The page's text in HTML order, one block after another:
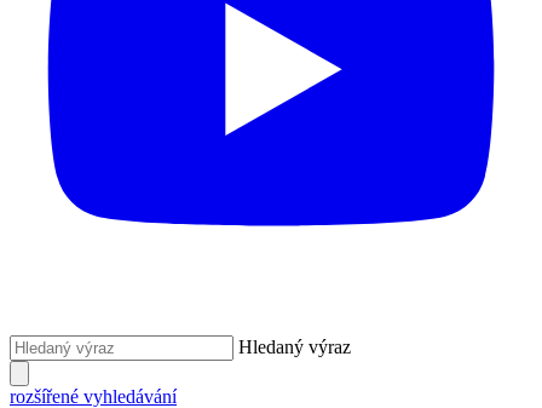
Hledaný výraz
rozšířené vyhledávání